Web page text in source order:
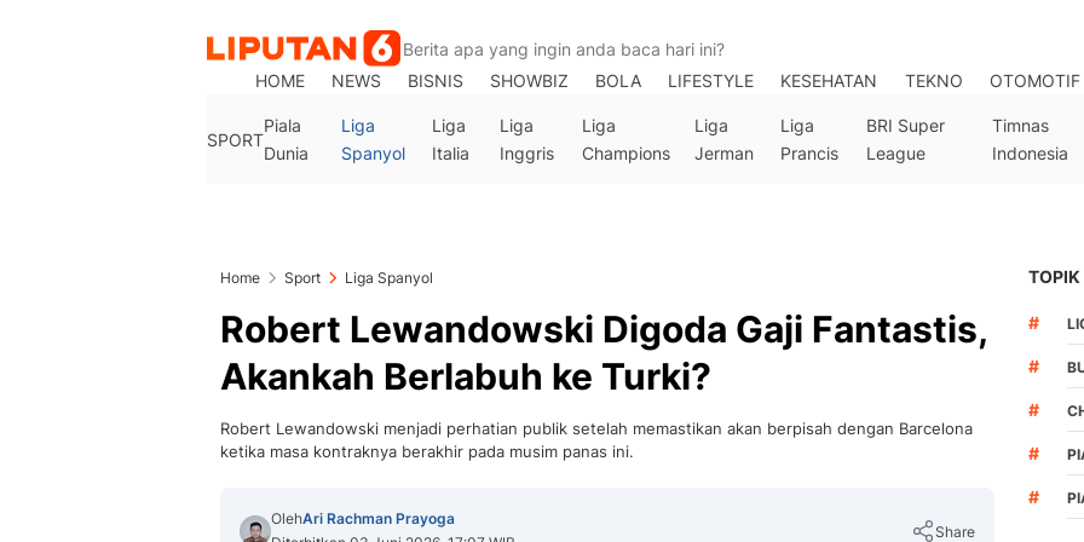
HOME
NEWS BISNIS SHOWBIZ BOLA LIFESTYLE KESEHATAN TEKNO OTOMOTIF
SPORT
Piala
Dunia
Liga
Spanyol
Liga
Italia
Liga
Inggris
Liga
Champions
Liga
Jerman
Liga
Prancis
BRI Super
League
Timnas
Indonesia
Home Sport Liga Spanyol
Robert Lewandowski Digoda Gaji Fantastis,
Akankah Berlabuh ke Turki?
Robert Lewandowski menjadi perhatian publik setelah memastikan akan berpisah dengan Barcelona
ketika masa kontraknya berakhir pada musim panas ini.
OlehAri Rachman Prayoga
Share
TOPIK
#
#
#
#
#